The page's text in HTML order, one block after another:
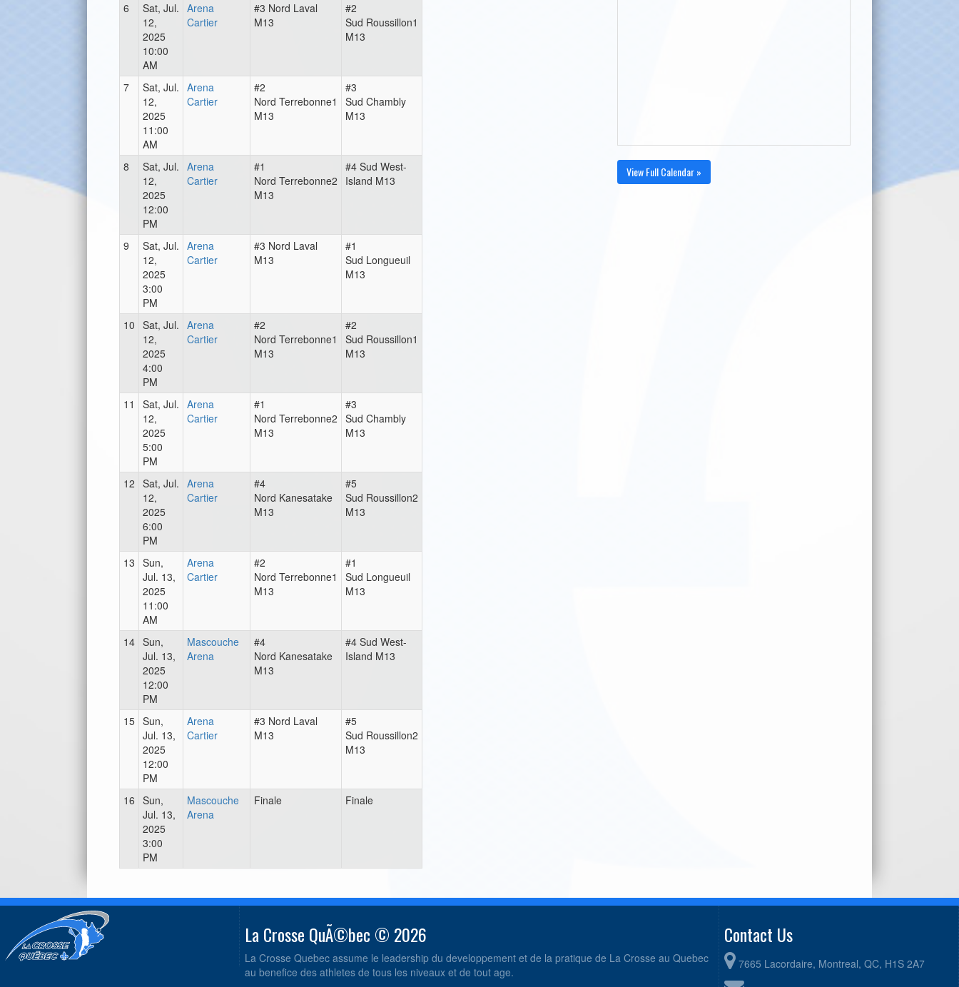
6
Sat, Jul.
12,
2025
10:00
AM
Arena
Cartier
#3 Nord Laval
M13
#2
Sud Roussillon1
M13
7
Sat, Jul.
12,
2025
11:00
AM
Arena
Cartier
#2
Nord Terrebonne1
M13
#3
Sud Chambly
M13
8
Sat, Jul.
12,
2025
12:00
PM
Arena
Cartier
#1
Nord Terrebonne2
M13
#4 Sud West-
Island M13
9
Sat, Jul.
12,
2025
3:00
PM
Arena
Cartier
#3 Nord Laval
M13
#1
Sud Longueuil
M13
10 Sat, Jul.
12,
2025
4:00
PM
Arena
Cartier
#2
Nord Terrebonne1
M13
#2
Sud Roussillon1
M13
11
Sat, Jul.
12,
2025
5:00
PM
Arena
Cartier
#1
Nord Terrebonne2
M13
#3
Sud Chambly
M13
12 Sat, Jul.
12,
2025
6:00
PM
Arena
Cartier
#4
Nord Kanesatake
M13
#5
Sud Roussillon2
M13
13 Sun,
Jul. 13,
2025
11:00
AM
Arena
Cartier
#2
Nord Terrebonne1
M13
#1
Sud Longueuil
M13
14 Sun,
Jul. 13,
2025
12:00
PM
Mascouche
Arena
#4
Nord Kanesatake
M13
#4 Sud West-
Island M13
15 Sun,
Jul. 13,
2025
12:00
PM
Arena
Cartier
#3 Nord Laval
M13
#5
Sud Roussillon2
M13
16 Sun,
Jul. 13,
2025
3:00
PM
Mascouche
Arena
Finale Finale
View Full Calendar »
La Crosse QuÃ©bec © 2026
La Crosse Quebec assume le leadership du developpement et de la pratique de La Crosse au Quebec
au benefice des athletes de tous les niveaux et de tout age.
Contact Us
7665 Lacordaire, Montreal, QC, H1S 2A7